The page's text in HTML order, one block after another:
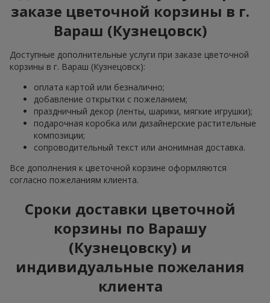
заказе цветочной корзины в г.
Вараш (Кузнецовск)
Доступные дополнительные услуги при заказе цветочной
корзины в г. Вараш (Кузнецовск):
оплата картой или безналично;
добавление открытки с пожеланием;
праздничный декор (ленты, шарики, мягкие игрушки);
подарочная коробка или дизайнерские растительные
композиции;
сопроводительный текст или анонимная доставка.
Все дополнения к цветочной корзине оформляются
согласно пожеланиям клиента.
Сроки доставки цветочной
корзины по Варашу
(Кузнецовску) и
индивидуальные пожелания
клиента